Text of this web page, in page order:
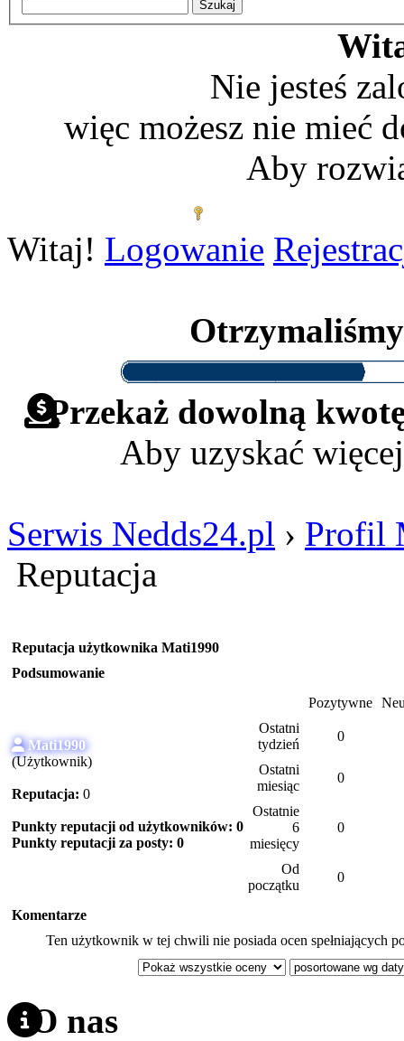
Nie jesteś
więc możesz nie mieć
Aby
Witaj! Logowanie
Przekaż dowolną
Aby uzyskać
Serwis Nedds24.pl › Profil
Reputacja
Reputacja użytkownika Mati1990
Podsumowanie
Mati1990
(Użytkownik)
Reputacja: 0
Punkty reputacji od użytkowników: 0
Punkty reputacji za posty: 0
Pozytywne
Ostatni
tydzień
0
Ostatni
miesiąc
0
Ostatnie
6
miesięcy
0
Od
początku
0
Komentarze
Ten użytkownik w tej chwili nie posiada ocen spełniających
O nas